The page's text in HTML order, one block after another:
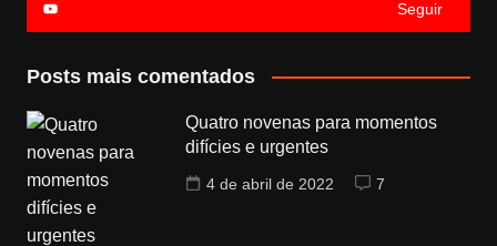
Seguir
Posts mais comentados
Quatro novenas para momentos
difícies e urgentes
4 de abril de 2022 7